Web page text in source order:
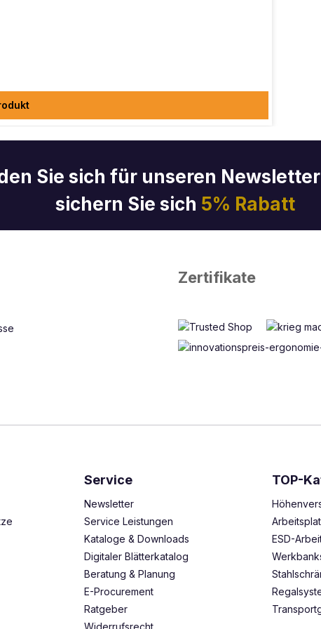
Sie sich für unseren
sichern Sie sich 5% Rabatt
Zertifikate
Service
Newsletter
Service Leistungen
Kataloge & Downloads
Digitaler Blätterkatalog
Beratung & Planung
E-Procurement
Ratgeber
Widerrufsrecht
TOP-
ESD-